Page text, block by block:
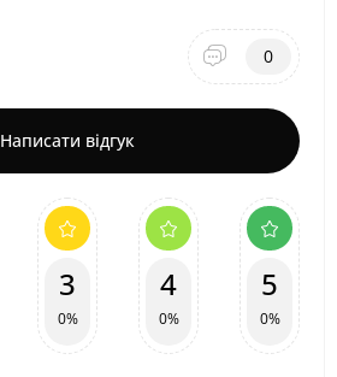
0
Написати відгук
3
0%
4
0%
5
0%